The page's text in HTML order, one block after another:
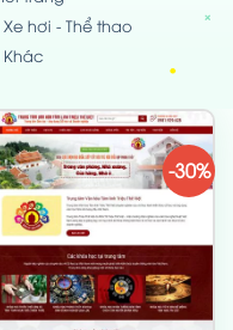
Xe hơi - Thể thao
Khác
-30%